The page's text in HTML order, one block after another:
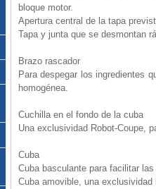
bloque motor.
Apertura central de la tapa
Tapa y junta que se desmontan
Brazo rascador
Para despegar los ingredientes
homogénea.
Cuchilla en el fondo de la cuba
Una exclusividad Robot-Coupe,
Cuba
Cuba basculante para facilitar
Cuba amovible, una exclusividad